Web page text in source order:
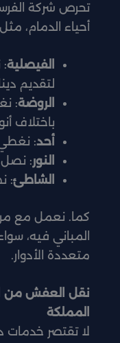
تحرص شركة
أحياء الدمام،
الفيصلية:
لتقديم
الروضة:
باختلاف
أحد: نغطي
النور: نصل
الشاطئ:
كما. نعمل مع
المباني فيه،
متعددة الأدوار.
نقل العفش من
المملكة
لا تقتصر خدمات